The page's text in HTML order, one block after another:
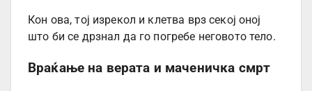
Кон ова, тој изрекол и клетва врз секој оној
што би се дрзнал да го погребе неговото тело.
Враќање на верата и маченичка смрт